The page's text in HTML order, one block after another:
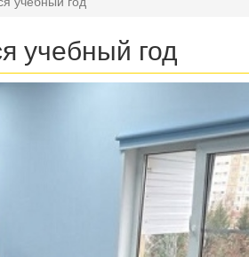
учебный год